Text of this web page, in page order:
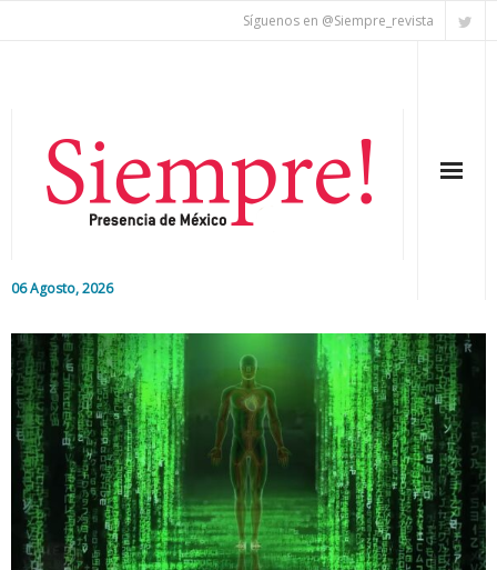
Síguenos en @Siempre_revista
06 Agosto, 2026
Editorial
Nacional
Colaboradores
Internacional